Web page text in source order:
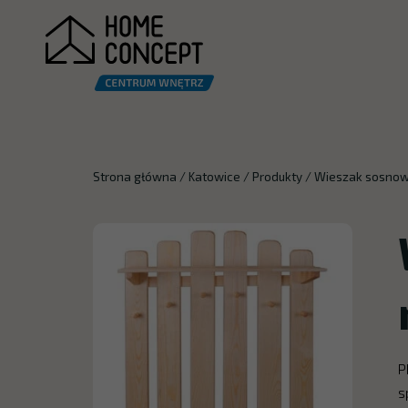
Strona główna / Katowice /Produkty /Wieszak